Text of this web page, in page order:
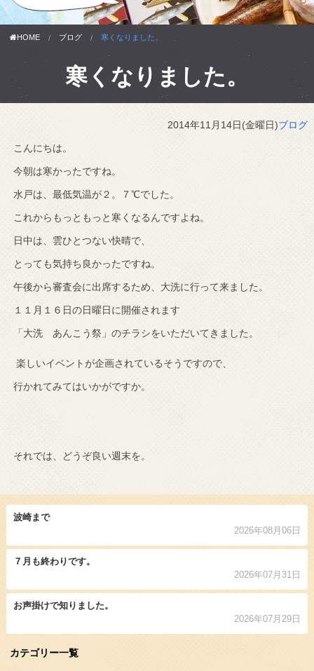
HOME ブログ 寒くなりました。
寒くなりました。
2014年11月14日(金曜日)ブログ
こんにちは。
今朝は寒かったですね。
水戸は、最低気温が２。７℃でした。
これからもっともっと寒くなるんですよね。
日中は、雲ひとつない快晴で、
とっても気持ち良かったですね。
午後から審査会に出席するため、大洗に行って来ました。
１１月１６日の日曜日に開催されます
「大洗 あんこう祭」のチラシをいただいてきました。
楽しいイベントが企画されているそうですので、
行かれてみてはいかがですか。
それでは、どうぞ良い週末を。
波崎まで
2026年08月06日
７月も終わりです。
2026年07月31日
お声掛けで知りました。
2026年07月29日
カテゴリー一覧